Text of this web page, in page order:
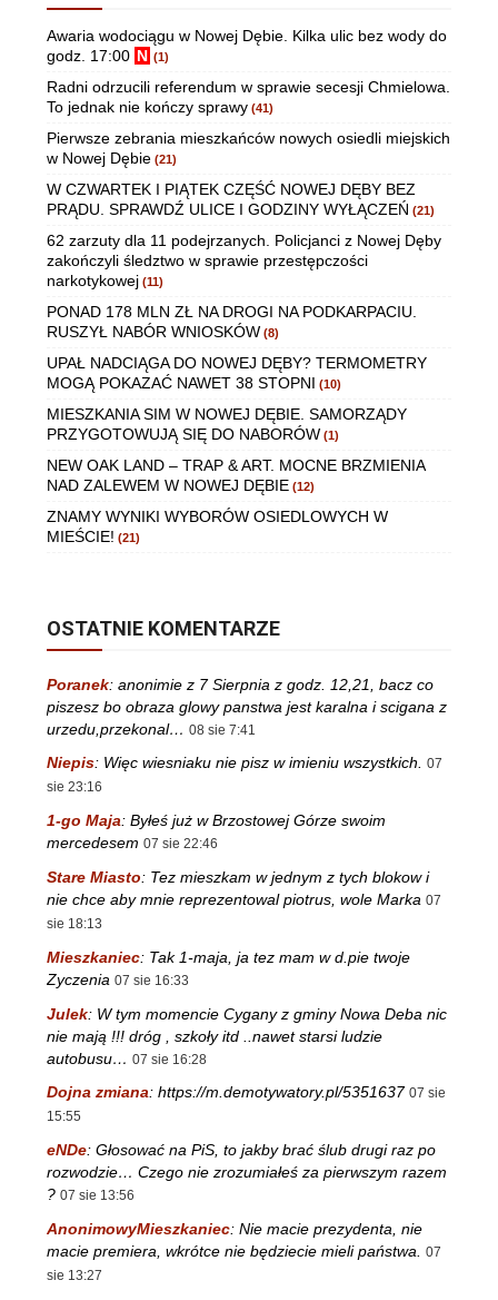
Awaria wodociągu w Nowej Dębie. Kilka ulic bez wody do
godz. 17:00 N (1)
Radni odrzucili referendum w sprawie secesji Chmielowa.
To jednak nie kończy sprawy (41)
Pierwsze zebrania mieszkańców nowych osiedli miejskich
w Nowej Dębie (21)
W CZWARTEK I PIĄTEK CZĘŚĆ NOWEJ DĘBY BEZ
PRĄDU. SPRAWDŹ ULICE I GODZINY WYŁĄCZEŃ (21)
62 zarzuty dla 11 podejrzanych. Policjanci z Nowej Dęby
zakończyli śledztwo w sprawie przestępczości
narkotykowej (11)
PONAD 178 MLN ZŁ NA DROGI NA PODKARPACIU.
RUSZYŁ NABÓR WNIOSKÓW (8)
UPAŁ NADCIĄGA DO NOWEJ DĘBY? TERMOMETRY
MOGĄ POKAZAĆ NAWET 38 STOPNI (10)
MIESZKANIA SIM W NOWEJ DĘBIE. SAMORZĄDY
PRZYGOTOWUJĄ SIĘ DO NABORÓW (1)
NEW OAK LAND – TRAP & ART. MOCNE BRZMIENIA
NAD ZALEWEM W NOWEJ DĘBIE (12)
ZNAMY WYNIKI WYBORÓW OSIEDLOWYCH W
MIEŚCIE! (21)
OSTATNIE KOMENTARZE
Poranek: anonimie z 7 Sierpnia z godz. 12,21, bacz co
piszesz bo obraza glowy panstwa jest karalna i scigana z
urzedu,przekonal… 08 sie 7:41
Niepis: Więc wiesniaku nie pisz w imieniu wszystkich. 07
sie 23:16
1-go Maja: Byłeś już w Brzostowej Górze swoim
mercedesem 07 sie 22:46
Stare Miasto: Tez mieszkam w jednym z tych blokow i
nie chce aby mnie reprezentowal piotrus, wole Marka 07
sie 18:13
Mieszkaniec: Tak 1-maja, ja tez mam w d.pie twoje
Zyczenia 07 sie 16:33
Julek: W tym momencie Cygany z gminy Nowa Deba nic
nie mają !!! dróg , szkoły itd ..nawet starsi ludzie
autobusu… 07 sie 16:28
Dojna zmiana: https://m.demotywatory.pl/5351637 07 sie
15:55
eNDe: Głosować na PiS, to jakby brać ślub drugi raz po
rozwodzie… Czego nie zrozumiałeś za pierwszym razem
? 07 sie 13:56
AnonimowyMieszkaniec: Nie macie prezydenta, nie
macie premiera, wkrótce nie będziecie mieli państwa.
07
sie 13:27